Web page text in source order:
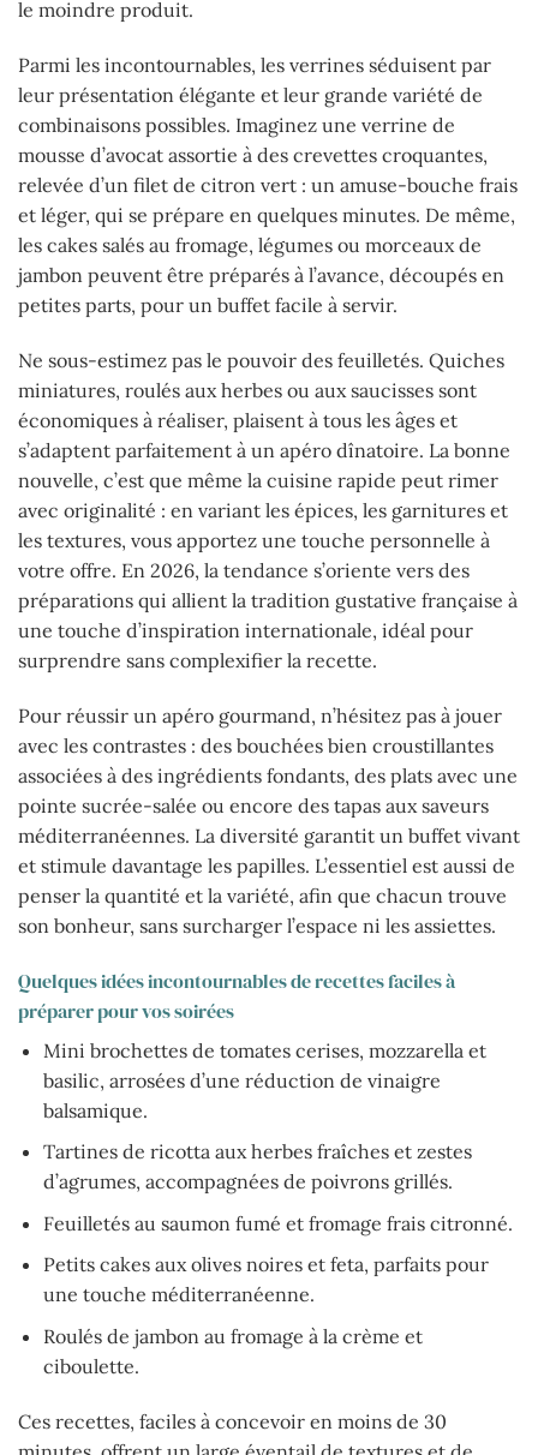
le moindre produit.
Parmi les incontournables, les verrines séduisent par
leur présentation élégante et leur grande variété de
combinaisons possibles. Imaginez une verrine de
mousse d’avocat assortie à des crevettes croquantes,
relevée d’un filet de citron vert : un amuse-bouche frais
et léger, qui se prépare en quelques minutes. De même,
les cakes salés au fromage, légumes ou morceaux de
jambon peuvent être préparés à l’avance, découpés en
petites parts, pour un buffet facile à servir.
Ne sous-estimez pas le pouvoir des feuilletés. Quiches
miniatures, roulés aux herbes ou aux saucisses sont
économiques à réaliser, plaisent à tous les âges et
s’adaptent parfaitement à un apéro dînatoire. La bonne
nouvelle, c’est que même la cuisine rapide peut rimer
avec originalité : en variant les épices, les garnitures et
les textures, vous apportez une touche personnelle à
votre offre. En 2026, la tendance s’oriente vers des
préparations qui allient la tradition gustative française à
une touche d’inspiration internationale, idéal pour
surprendre sans complexifier la recette.
Pour réussir un apéro gourmand, n’hésitez pas à jouer
avec les contrastes : des bouchées bien croustillantes
associées à des ingrédients fondants, des plats avec une
pointe sucrée-salée ou encore des tapas aux saveurs
méditerranéennes. La diversité garantit un buffet vivant
et stimule davantage les papilles. L’essentiel est aussi de
penser la quantité et la variété, afin que chacun trouve
son bonheur, sans surcharger l’espace ni les assiettes.
Quelques idées incontournables de recettes faciles à
préparer pour vos soirées
Mini brochettes de tomates cerises, mozzarella et
basilic, arrosées d’une réduction de vinaigre
balsamique.
Tartines de ricotta aux herbes fraîches et zestes
d’agrumes, accompagnées de poivrons grillés.
Feuilletés au saumon fumé et fromage frais citronné.
Petits cakes aux olives noires et feta, parfaits pour
une touche méditerranéenne.
Roulés de jambon au fromage à la crème et
ciboulette.
Ces recettes, faciles à concevoir en moins de 30